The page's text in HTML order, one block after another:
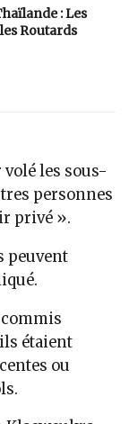
: Les
Routards
volé les sous-
personnes
privé ».
peuvent
commis
étaient
ou